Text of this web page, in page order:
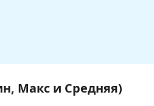
Макс и Средняя)